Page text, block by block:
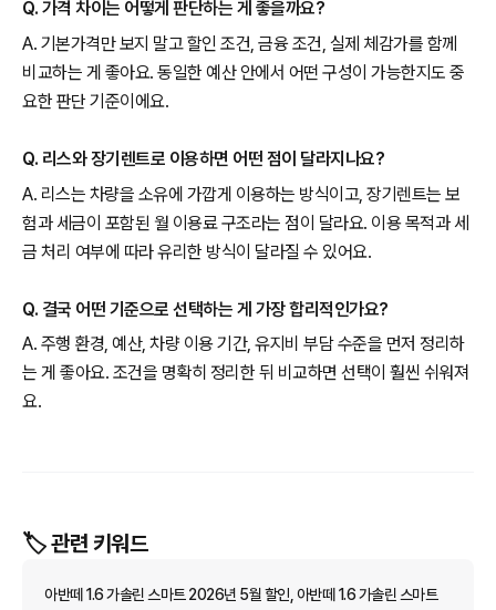
Q. 가격 차이는 어떻게 판단하는 게 좋을까요?
A. 기본가격만 보지 말고 할인 조건, 금융 조건, 실제 체감가를 함께
비교하는 게 좋아요. 동일한 예산 안에서 어떤 구성이 가능한지도 중
요한 판단 기준이에요.
Q. 리스와 장기렌트로 이용하면 어떤 점이 달라지나요?
A. 리스는 차량을 소유에 가깝게 이용하는 방식이고, 장기렌트는 보
험과 세금이 포함된 월 이용료 구조라는 점이 달라요. 이용 목적과 세
금 처리 여부에 따라 유리한 방식이 달라질 수 있어요.
Q. 결국 어떤 기준으로 선택하는 게 가장 합리적인가요?
A. 주행 환경, 예산, 차량 이용 기간, 유지비 부담 수준을 먼저 정리하
는 게 좋아요. 조건을 명확히 정리한 뒤 비교하면 선택이 훨씬 쉬워져
요.
🏷️ 관련 키워드
아반떼 1.6 가솔린 스마트 2026년 5월 할인, 아반떼 1.6 가솔린 스마트